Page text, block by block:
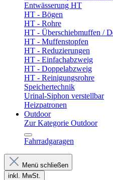
Entwässerung HT
HT - Bögen
HT - Rohre
HT - Überschiebmuffen /
HT - Muffenstopfen
HT - Reduzierungen
HT - Einfachabzweig
HT - Doppelabzweig
HT - Reinigungsrohre
Speichertechnik
Urinal-Siphon verstellbar
Heizpatronen
Outdoor
Zur Kategorie Outdoor
Fahrradgaragen
Menü schließen
inkl. MwSt.